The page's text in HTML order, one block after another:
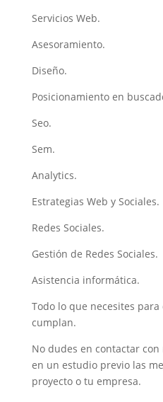
Servicios Web.
Asesoramiento.
Diseño.
Posicionamiento en
Seo.
Sem.
Analytics.
Estrategias Web y Sociales.
Redes Sociales.
Gestión de Redes Sociales.
Asistencia informática.
Todo lo que necesites
cumplan.
No dudes en contactar
en un estudio previo las
proyecto o tu empresa.